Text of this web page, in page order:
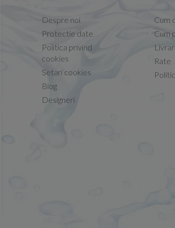
Conform descrierii!
13.02.2026
Despre noi
Protectie date
Politica privind
cookies
Setari cookies
Blog
Designeri
Cum
Cum
Rate